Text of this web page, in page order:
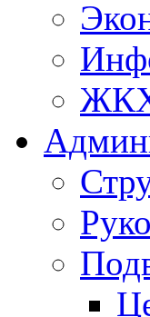
ЖКХ